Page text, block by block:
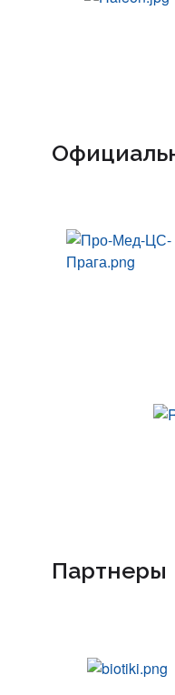
Партнеры